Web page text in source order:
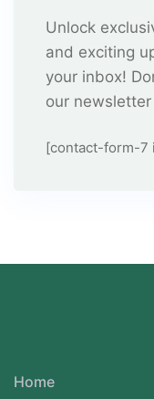
Unlock
and exciting
your inbox!
our
[contact-form-7
Home